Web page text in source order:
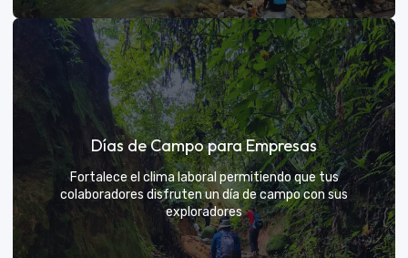
Días de sol
Un respiro campestre diseñado para el descanso y la
diversión de todos
VER MÁS
Días de Campo para Empresas
Fortalece el clima laboral permitiendo que tus
colaboradores disfruten un día de campo con sus
exploradores